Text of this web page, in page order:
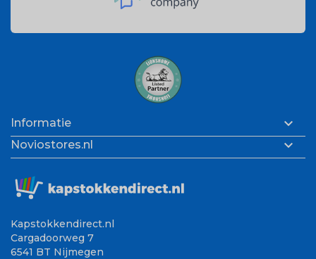
Informatie 
Noviostores.nl 
Kapstokkendirect.nl
Cargadoorweg 7
6541 BT Nijmegen